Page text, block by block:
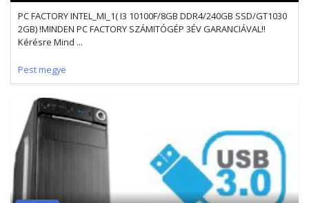
PC FACTORY INTEL_MI_1( I3 10100F/8GB DDR4/240GB SSD/GT1030
2GB) !MINDEN PC FACTORY SZÁMITÓGÉP 3ÉV GARANCIÁVAL!!
Kérésre Mind ...
Pest megye